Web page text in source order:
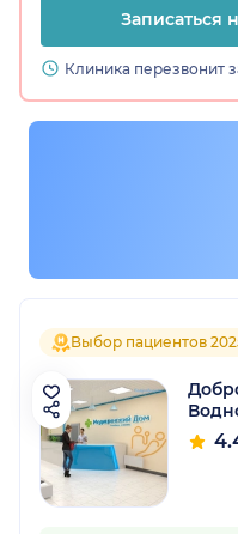
Записаться
Клиника перезвонит
Выбор пациентов